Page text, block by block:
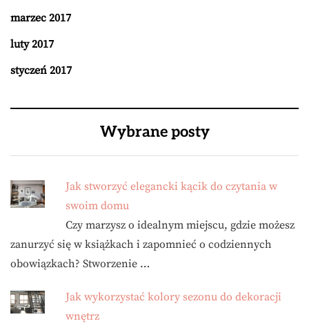
marzec 2017
luty 2017
styczeń 2017
Wybrane posty
Jak stworzyć elegancki kącik do czytania w
swoim domu
Czy marzysz o idealnym miejscu, gdzie możesz
zanurzyć się w książkach i zapomnieć o codziennych
obowiązkach? Stworzenie …
Jak wykorzystać kolory sezonu do dekoracji
wnętrz